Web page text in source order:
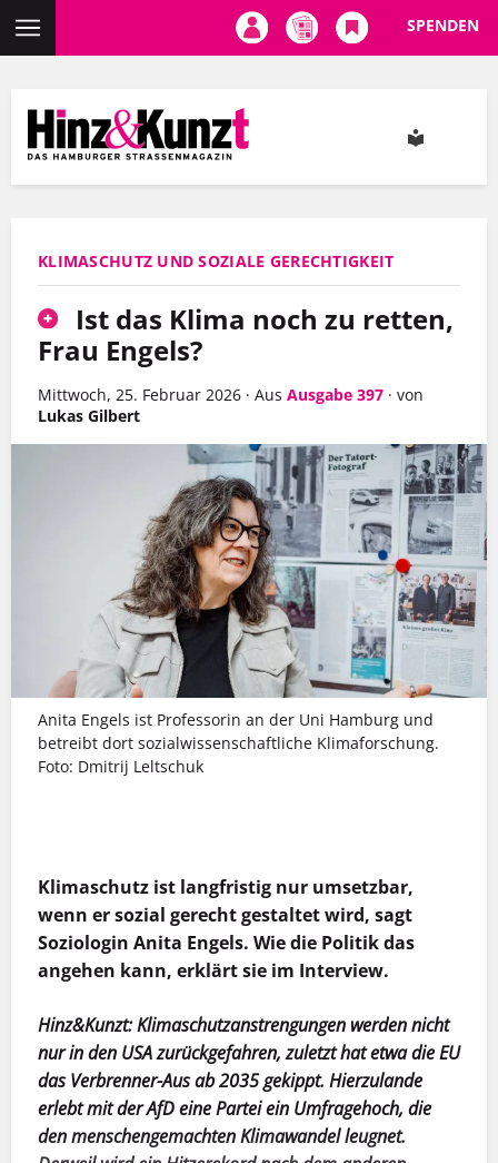
Inhalt
SPENDEN
KLIMASCHUTZ UND SOZIALE GERECHTIGKEIT
Ist das Klima noch zu retten,
Frau Engels?
Mittwoch, 25. Februar 2026 · Aus Ausgabe 397 · von
Lukas Gilbert
Anita Engels ist Professorin an der Uni Hamburg und
betreibt dort sozialwissenschaftliche Klimaforschung.
Foto: Dmitrij Leltschuk
Klimaschutz ist langfristig nur umsetzbar,
wenn er sozial gerecht gestaltet wird, sagt
Soziologin Anita Engels. Wie die Politik das
angehen kann, erklärt sie im Interview.
Hinz&Kunzt: Klimaschutzanstrengungen werden nicht
nur in den USA zurückgefahren, zuletzt hat etwa die EU
das Verbrenner-Aus ab 2035 gekippt. Hierzulande
erlebt mit der AfD eine Partei ein Umfragehoch, die
den menschengemachten Klimawandel leugnet.